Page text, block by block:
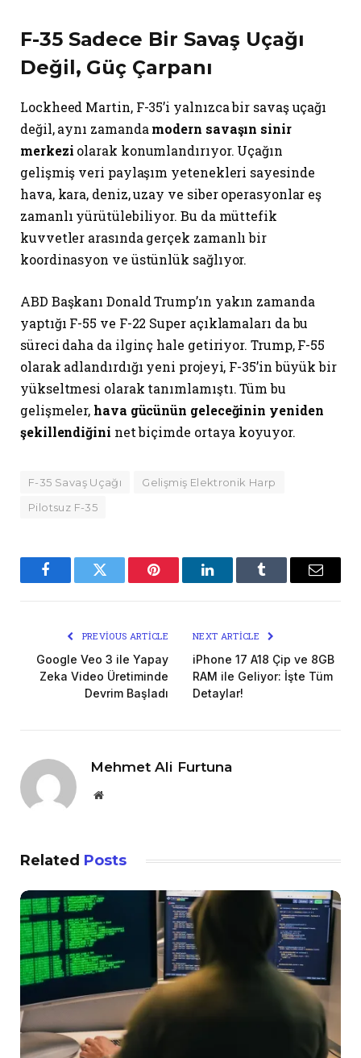
F-35 Sadece Bir Savaş Uçağı
Değil, Güç Çarpanı
Lockheed Martin, F-35’i yalnızca bir savaş uçağı
değil, aynı zamanda modern savaşın sinir
merkezi olarak konumlandırıyor. Uçağın
gelişmiş veri paylaşım yetenekleri sayesinde
hava, kara, deniz, uzay ve siber operasyonlar eş
zamanlı yürütülebiliyor. Bu da müttefik
kuvvetler arasında gerçek zamanlı bir
koordinasyon ve üstünlük sağlıyor.
ABD Başkanı Donald Trump’ın yakın zamanda
yaptığı F-55 ve F-22 Super açıklamaları da bu
süreci daha da ilginç hale getiriyor. Trump, F-55
olarak adlandırdığı yeni projeyi, F-35’in büyük bir
yükseltmesi olarak tanımlamıştı. Tüm bu
gelişmeler, hava gücünün geleceğinin yeniden
şekillendiğini net biçimde ortaya koyuyor.
F-35 Savaş Uçağı
Gelişmiş Elektronik Harp
Pilotsuz F-35
FacebookTwitter Pinterest LinkedInTumblr Email
PREVIOUS ARTICLE
Google Veo 3 ile Yapay
Zeka Video Üretiminde
Devrim Başladı
NEXT ARTICLE
iPhone 17 A18 Çip ve 8GB
RAM ile Geliyor: İşte Tüm
Detaylar!
Mehmet Ali Furtuna
Website
Related Posts